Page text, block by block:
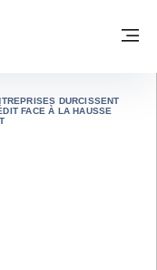
- PAGE
DURCISSENT
FACE À LA HAUSSE